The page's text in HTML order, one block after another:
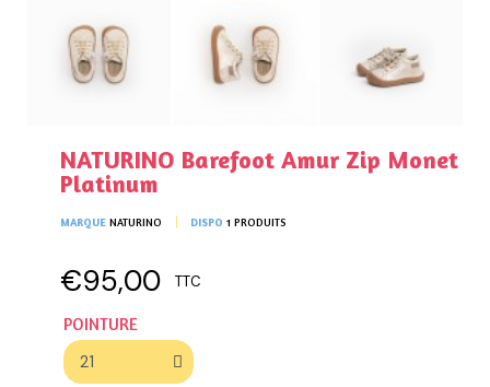
NATURINO Barefoot Amur Zip Monet
Platinum
MARQUE NATURINO DISPO 1 PRODUITS
€95,00 TTC
POINTURE